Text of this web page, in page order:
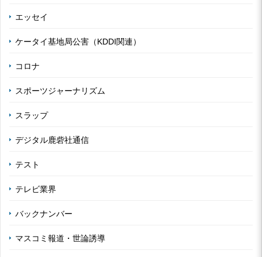
エッセイ
ケータイ基地局公害（KDDI関連）
コロナ
スポーツジャーナリズム
スラップ
デジタル鹿砦社通信
テスト
テレビ業界
バックナンバー
マスコミ報道・世論誘導